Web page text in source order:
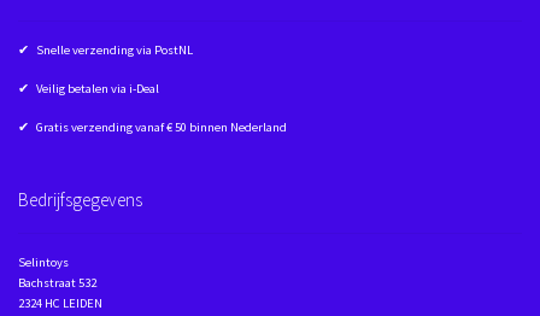
✔ Snelle verzending via PostNL
✔ Veilig betalen via i-Deal
✔ Gratis verzending vanaf € 50 binnen Nederland
Bedrijfsgegevens
Selintoys
Bachstraat 532
2324 HC LEIDEN